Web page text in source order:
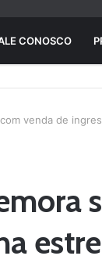
CONOSCO
venda de